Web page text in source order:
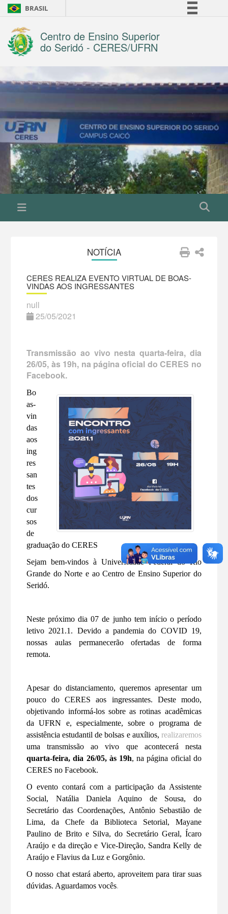
BRASIL
Comunica BR
Legislação
Centro de Ensino Superior
do Seridó - CERES/UFRN
NOTÍCIA
CERES REALIZA EVENTO VIRTUAL DE BOAS-
VINDAS AOS INGRESSANTES
null
25/05/2021
Transmissão ao vivo nesta quarta-feira, dia
26/05, às 19h, na página oficial do CERES no
Facebook.
Bo
as-
vin
das
aos
ing
res
san
tes
dos
cur
sos
de
graduação do CERES
Sejam bem-vindos à Universidade Federal do Rio
Grande do Norte e ao Centro de Ensino Superior do
Seridó.
Neste próximo dia 07 de junho tem início o período
letivo 2021.1. Devido a pandemia do COVID 19,
nossas aulas permanecerão ofertadas de forma
remota.
Apesar do distanciamento, queremos apresentar um
pouco do CERES aos ingressantes. Deste modo,
objetivando informá-los sobre as rotinas acadêmicas
da UFRN e, especialmente, sobre o programa de
assistência estudantil de bolsas e auxílios, realizaremos
uma transmissão ao vivo que acontecerá nesta
quarta-feira, dia 26/05, às 19h, na página oficial do
CERES no Facebook.
O evento contará com a participação da Assistente
Social, Natália Daniela Aquino de Sousa, do
Secretário das Coordenações, Antônio Sebastião de
Lima, da Chefe da Biblioteca Setorial, Mayane
Paulino de Brito e Silva, do Secretário Geral, Ícaro
Araújo e da direção e Vice-Direção, Sandra Kelly de
Araújo e Flavius da Luz e Gorgônio.
O nosso chat estará aberto, aproveitem para tirar suas
dúvidas. Aguardamos vocês.